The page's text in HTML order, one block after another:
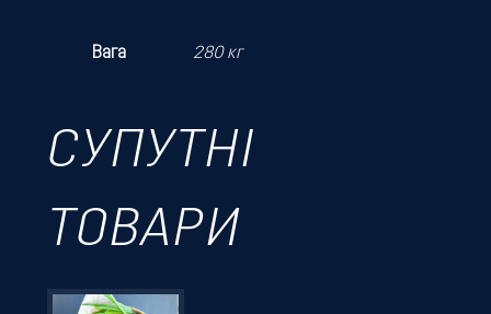
Вага 280 кг
СУПУТНІ
ТОВАРИ